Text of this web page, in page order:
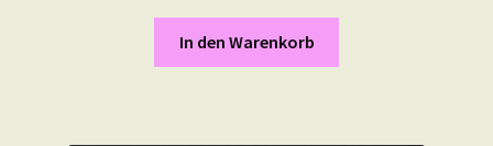
In den Warenkorb